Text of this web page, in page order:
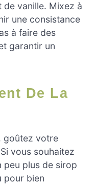
de vanille. Mixez à
une consistance
à faire des
garantir un
goûtez votre
vous souhaitez
peu plus de sirop
pour bien